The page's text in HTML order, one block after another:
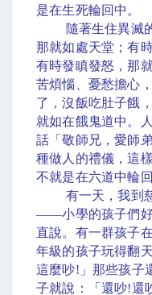
是在生死輪回中。
隨著生住異滅的
那就如處天堂；有
有時發瞋發怒，那
苦煩惱、憂愁擔心
了，沒飯吃肚子餓
就如在餓鬼道中。
話「敬師兄，愛師
種做人的禮儀，這
不就是在六道中輪
有一天，我到慈
——小學的孩子們
直說。有一群孩子
年級的孩子玩得翻
這麼吵! 」那些孩子
子就說：「還吵!還